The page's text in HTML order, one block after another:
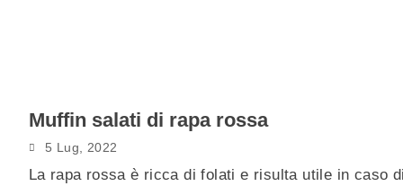
Muffin salati di rapa rossa
5 Lug, 2022
La rapa rossa è ricca di folati e risulta utile in caso